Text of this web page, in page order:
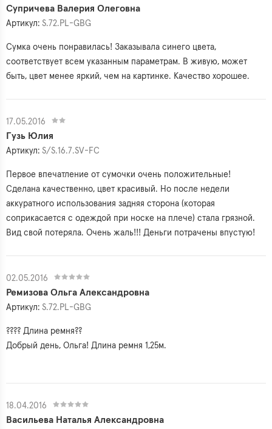
Супричева Валерия Олеговна
Артикул: S.72.PL-GBG
Сумка очень понравилась! Заказывала синего цвета,
соответствует всем указанным параметрам. В живую, может
быть, цвет менее яркий, чем на картинке. Качество хорошее.
17.05.2016
Гузь Юлия
Артикул: S/S.16.7.SV-FC
Первое впечатление от сумочки очень положительные!
Сделана качественно, цвет красивый. Но после недели
аккуратного использования задняя сторона (которая
соприкасается с одеждой при носке на плече) стала грязной.
Вид свой потеряла. Очень жаль!!! Деньги потрачены впустую!
02.05.2016
Ремизова Ольга Александровна
Артикул: S.72.PL-GBG
???? Длина ремня??
Добрый день, Ольга! Длина ремня 1,25м.
18.04.2016
Васильева Наталья Александровна